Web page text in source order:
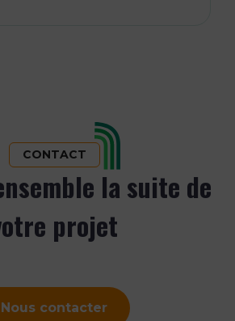
CONTACT
la suite de
projet
Nous contacter